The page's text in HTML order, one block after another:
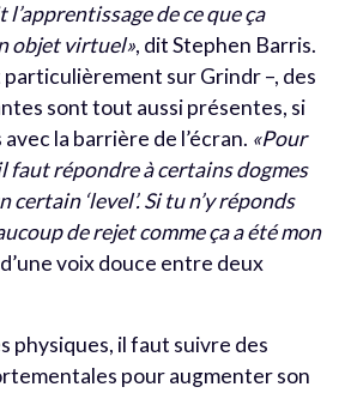
l’apprentissage de ce que ça
objet virtuel», dit Stephen Barris.
sur Grindr –, des
sont tout aussi présentes, si
la barrière de l’écran. «Pour
faut répondre à certains dogmes
‘level’. Si tu n’y réponds
de rejet comme ça a été mon
voix douce entre deux
physiques, il faut suivre des
pour augmenter son